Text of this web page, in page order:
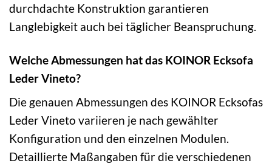
durchdachte Konstruktion garantieren
Langlebigkeit auch bei täglicher Beanspruchung.
Welche Abmessungen hat das KOINOR Ecksofa
Leder Vineto?
Die genauen Abmessungen des KOINOR Ecksofas
Leder Vineto variieren je nach gewählter
Konfiguration und den einzelnen Modulen.
Detaillierte Maßangaben für die verschiedenen